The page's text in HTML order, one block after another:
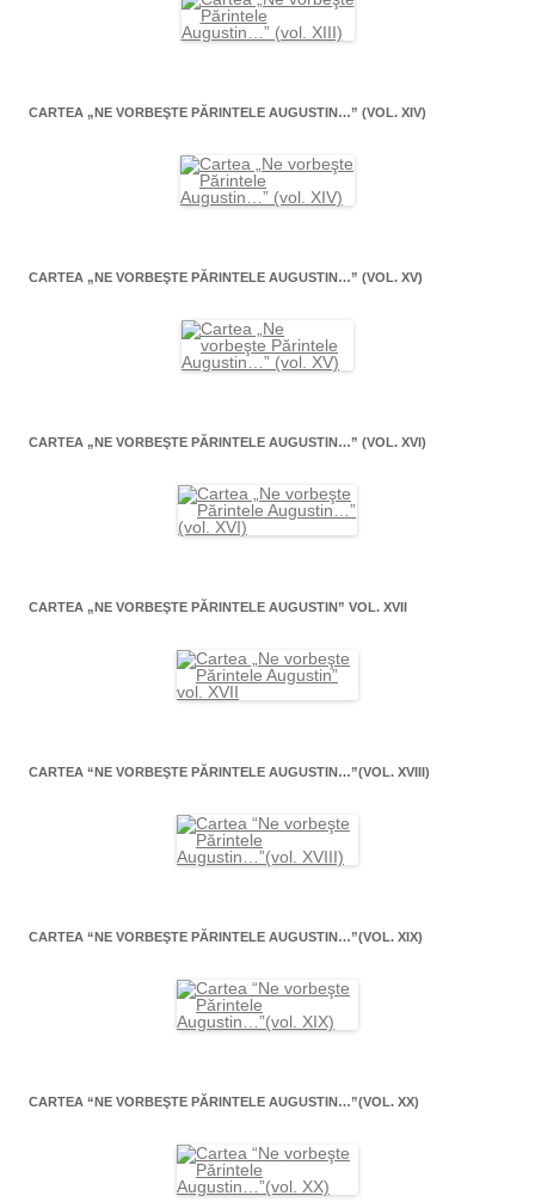
CARTEA „NE VORBEŞTE PĂRINTELE AUGUSTIN…” (VOL. XIV)
CARTEA „NE VORBEŞTE PĂRINTELE AUGUSTIN…” (VOL. XV)
CARTEA „NE VORBEŞTE PĂRINTELE AUGUSTIN…” (VOL. XVI)
CARTEA „NE VORBEŞTE PĂRINTELE AUGUSTIN” VOL. XVII
CARTEA “NE VORBEŞTE PĂRINTELE AUGUSTIN…”(VOL. XVIII)
CARTEA “NE VORBEŞTE PĂRINTELE AUGUSTIN…”(VOL. XIX)
CARTEA “NE VORBEŞTE PĂRINTELE AUGUSTIN…”(VOL. XX)